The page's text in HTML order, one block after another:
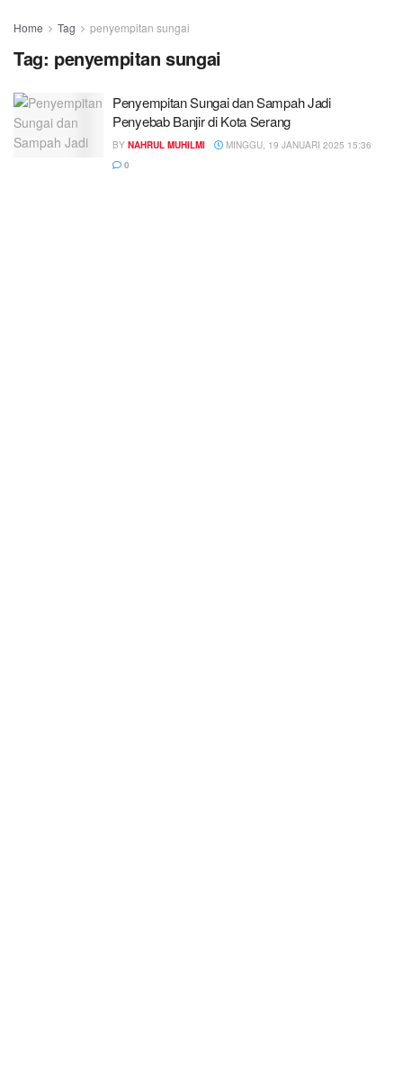
Home Tag penyempitan sungai
Tag: penyempitan sungai
Penyempitan Sungai dan Sampah Jadi
Penyebab Banjir di Kota Serang
BY NAHRUL MUHILMI
MINGGU, 19 JANUARI 2025 15:36
0